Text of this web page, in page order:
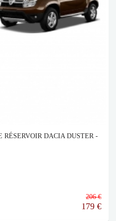
RÉSERVOIR DACIA DUSTER -
206 €
179 €